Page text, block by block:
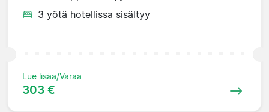
3 yötä hotellissa sisältyy
Lue lisää/Varaa
303 €